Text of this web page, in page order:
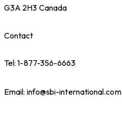
G3A 2H3 Canada
Contact
Tel: 1-877-356-6663
Email: info@sbi-international.com